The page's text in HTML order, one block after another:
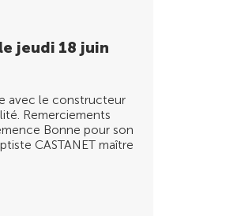
jeudi 18 juin
avec le constructeur
Remerciements
Bonne pour son
CASTANET maître